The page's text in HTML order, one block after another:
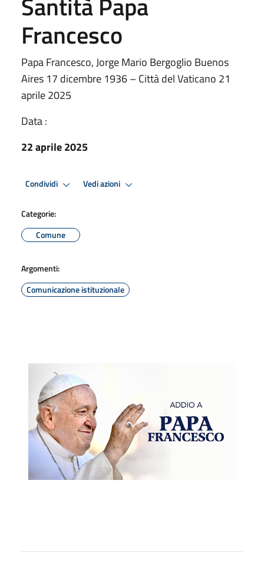
Francesco
Papa Francesco, Jorge Mario Bergoglio Buenos
Aires 17 dicembre 1936 – Città del Vaticano 21
aprile 2025
Data :
22 aprile 2025
Condividi Vedi azioni
Categorie:
Comune
Argomenti:
Comunicazione istituzionale